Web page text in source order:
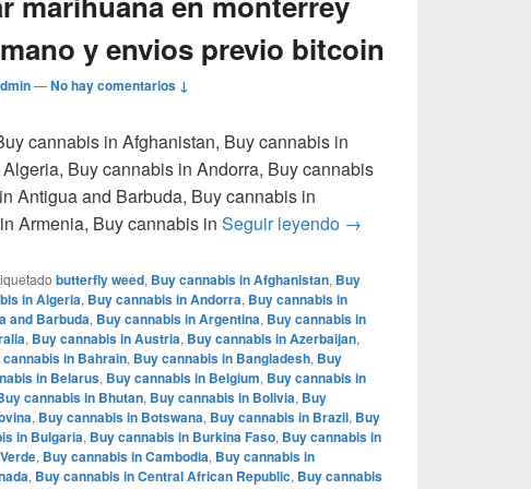
y envios previo bitcoin
—No hay comentarios ↓
cannabis in Afghanistan, Buy cannabis in
Buy cannabis in Andorra, Buy cannabis
Antigua and Barbuda, Buy cannabis in
Armenia, Buy cannabis in Seguir leyendo Donde comprar
→
butterfly weed, Buy cannabis in Afghanistan, Buy
in Algeria, Buy cannabis in Andorra, Buy cannabis in
and Barbuda, Buy cannabis in Argentina, Buy cannabis in
, Buy cannabis in Austria, Buy cannabis in Azerbaijan,
cannabis in Bahrain, Buy cannabis in Bangladesh, Buy
in Belarus, Buy cannabis in Belgium, Buy cannabis in
cannabis in Bhutan, Buy cannabis in Bolivia, Buy
, Buy cannabis in Botswana, Buy cannabis in Brazil, Buy
in Bulgaria, Buy cannabis in Burkina Faso, Buy cannabis in
, Buy cannabis in Cambodia, Buy cannabis in
, Buy cannabis in Central African Republic, Buy cannabis